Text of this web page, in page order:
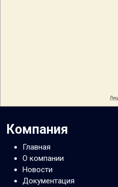
Компания
Главная
О компании
Новости
Документация